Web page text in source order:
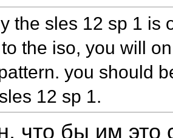
the sles 12 sp 1 is
the iso, you will
you should
12 sp 1.
что бы им это